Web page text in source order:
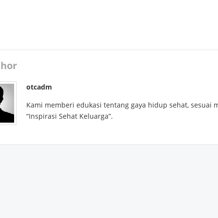
otcadm
Kami memberi edukasi tentang gaya hidup sehat, sesuai
“Inspirasi Sehat Keluarga”.